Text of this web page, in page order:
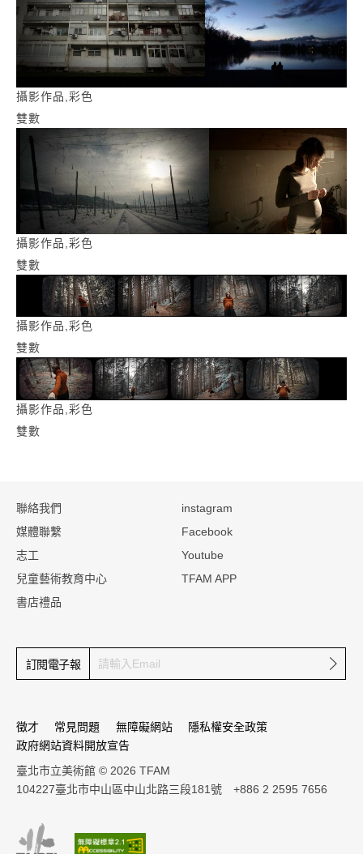
攝影作品,彩色
雙數
攝影作品,彩色
雙數
攝影作品,彩色
雙數
攝影作品,彩色
雙數
聯絡我們
媒體聯繫
志工
兒童藝術教育中心
書店禮品
instagram
Facebook
Youtube
TFAM APP
訂閱電子報 確定
徵才 常見問題 無障礙網站
隱私權安全政策
政府網站資料開放宣告
臺北市立美術館 © 2026 TFAM
104227臺北市中山區中山北路三段181號 +886 2 2595 7656